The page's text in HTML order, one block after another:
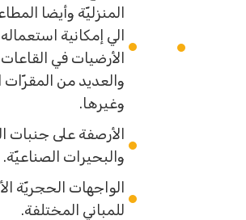
المنزليّة وأيضا
الي إمكانية
الأرضيات في القاعات
والعديد من المقرّات
وغيرها.
الأرصفة على جنبات
والبحيرات الصناعيّة.
الواجهات الحجريّة
للمباني المختلفة.